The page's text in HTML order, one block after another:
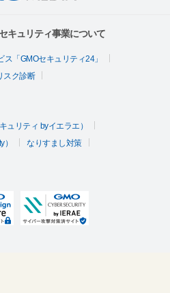
キュリティ事業について
「GMOセキュリティ24」
スク診断
ュリティ byイエラエ）
なりすまし対策